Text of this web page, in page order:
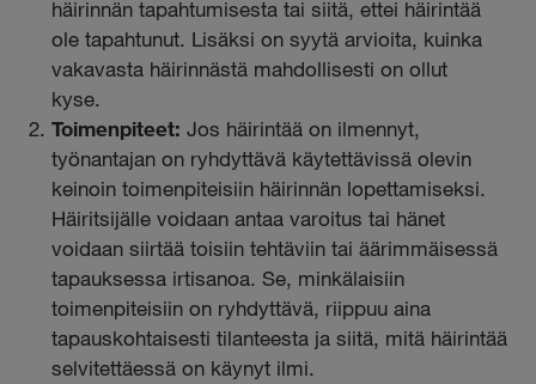
häirinnän tapahtumisesta tai siitä, ettei häirintää
ole tapahtunut. Lisäksi on syytä arvioita, kuinka
vakavasta häirinnästä mahdollisesti on ollut
kyse.
Toimenpiteet: Jos häirintää on ilmennyt,
työnantajan on ryhdyttävä käytettävissä olevin
keinoin toimenpiteisiin häirinnän lopettamiseksi.
Häiritsijälle voidaan antaa varoitus tai hänet
voidaan siirtää toisiin tehtäviin tai äärimmäisessä
tapauksessa irtisanoa. Se, minkälaisiin
toimenpiteisiin on ryhdyttävä, riippuu aina
tapauskohtaisesti tilanteesta ja siitä, mitä häirintää
selvitettäessä on käynyt ilmi.